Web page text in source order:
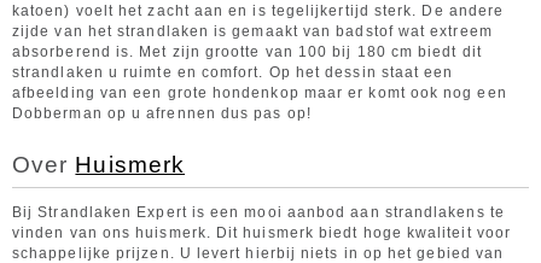
katoen) voelt het zacht aan en is tegelijkertijd sterk. De andere
zijde van het strandlaken is gemaakt van badstof wat extreem
absorberend is. Met zijn grootte van 100 bij 180 cm biedt dit
strandlaken u ruimte en comfort. Op het dessin staat een
afbeelding van een grote hondenkop maar er komt ook nog een
Dobberman op u afrennen dus pas op!
Over Huismerk
Bij Strandlaken Expert is een mooi aanbod aan strandlakens te
vinden van ons huismerk. Dit huismerk biedt hoge kwaliteit voor
schappelijke prijzen. U levert hierbij niets in op het gebied van